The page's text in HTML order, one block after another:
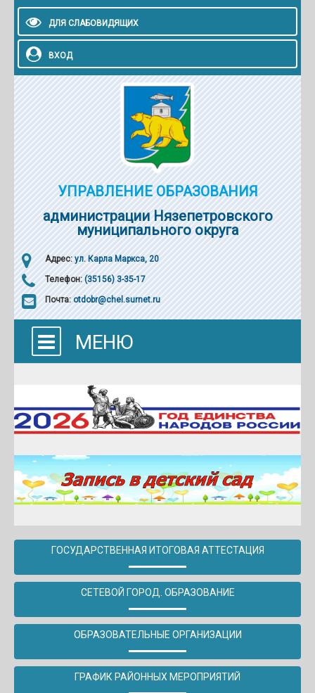
ДЛЯ СЛАБОВИДЯЩИХ
ВХОД
УПРАВЛЕНИЕ ОБРАЗОВАНИЯ
администрации Нязепетровского
муниципального округа
Адрес: ул. Карла Маркса, 20
Телефон: (35156) 3-35-17
Почта: otdobr@chel.surnet.ru
МЕНЮ
ГОСУДАРСТВЕННАЯ ИТОГОВАЯ АТТЕСТАЦИЯ
СЕТЕВОЙ ГОРОД. ОБРАЗОВАНИЕ
ОБРАЗОВАТЕЛЬНЫЕ ОРГАНИЗАЦИИ
ГРАФИК РАЙОННЫХ МЕРОПРИЯТИЙ